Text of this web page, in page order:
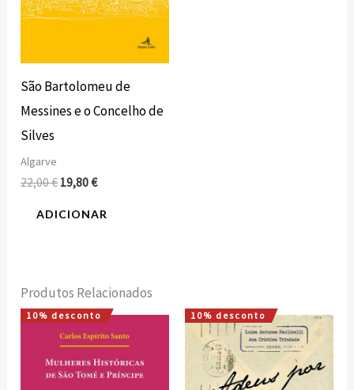
São Bartolomeu de
Messines e o Concelho de
Silves
Algarve
22,00€ 19,80€
ADICIONAR
Produtos Relacionados
10% desconto
O
preço
original
era:
25,00 €.
O
preço
atual
é:
22,50 €.
10% desconto
O
preço
original
era:
15,00 €.
O
preço
atual
13,50 €.